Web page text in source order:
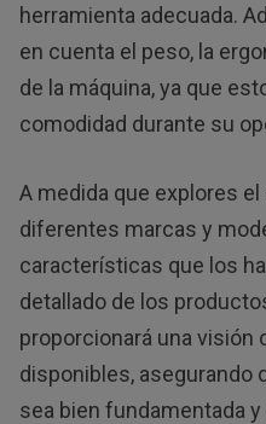
herramienta adecuada.
en cuenta el peso, la
de la máquina, ya que
comodidad durante su
A medida que explores
diferentes marcas y
características que los
detallado de los
proporcionará una visión
disponibles, asegurando
sea bien fundamentada